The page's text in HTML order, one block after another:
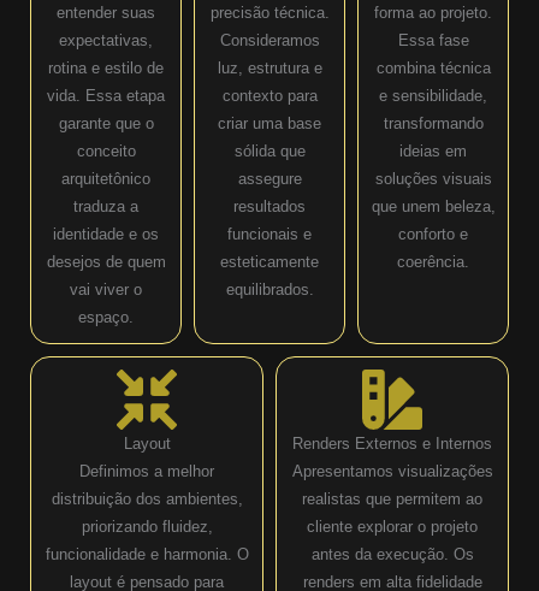
entender suas
expectativas,
rotina e estilo de
vida. Essa etapa
garante que o
conceito
arquitetônico
traduza a
identidade e os
desejos de quem
vai viver o
espaço.
precisão técnica.
Consideramos
luz, estrutura e
contexto para
criar uma base
sólida que
assegure
resultados
funcionais e
esteticamente
equilibrados.
forma ao projeto.
Essa fase
combina técnica
e sensibilidade,
transformando
ideias em
soluções visuais
que unem beleza,
conforto e
coerência.
Layout
Definimos a melhor
distribuição dos ambientes,
priorizando fluidez,
funcionalidade e harmonia. O
layout é pensado para
Renders Externos e Internos
Apresentamos visualizações
realistas que permitem ao
cliente explorar o projeto
antes da execução. Os
renders em alta fidelidade